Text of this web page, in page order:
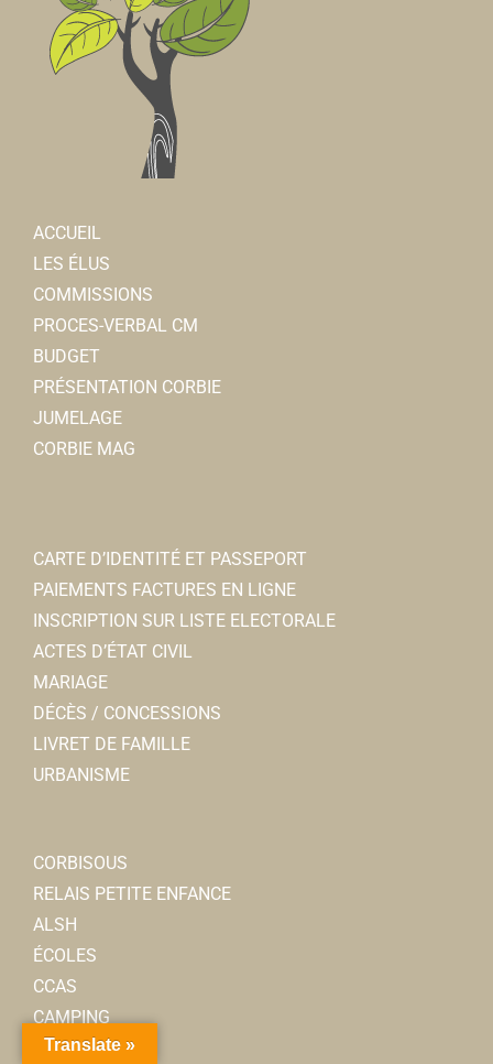
ACCUEIL
LES ÉLUS
COMMISSIONS
PROCES-VERBAL CM
BUDGET
PRÉSENTATION CORBIE
JUMELAGE
CORBIE MAG
CARTE D’IDENTITÉ ET PASSEPORT
PAIEMENTS FACTURES EN LIGNE
INSCRIPTION SUR LISTE ELECTORALE
ACTES D’ÉTAT CIVIL
MARIAGE
DÉCÈS / CONCESSIONS
LIVRET DE FAMILLE
URBANISME
CORBISOUS
RELAIS PETITE ENFANCE
ALSH
ÉCOLES
CCAS
CAMPING
SENIORS
Translate »